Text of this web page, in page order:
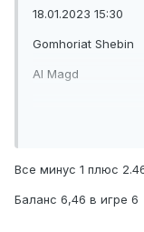
18.01.2023 15:30
Gomhoriat Shebin
Al Magd
EGYPT: Premier
18.01.2023 15:45
Все минус 1 плюс
Баланс 6,46 в игре 6